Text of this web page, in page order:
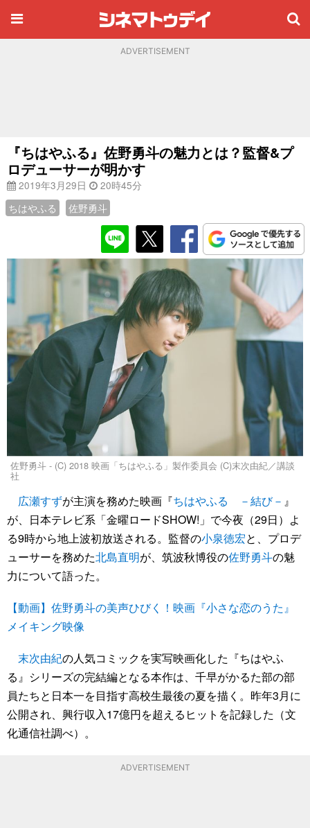
ADVERTISEMENT
『ちはやふる』佐野勇斗の魅力とは？監督&プ
ロデューサーが明かす
2019年3月29日
20時45分
ちはやふる
佐野勇斗
佐野勇斗 - (C) 2018 映画「ちはやふる」製作委員会 (C)末次由紀／講談
社
広瀬すずが主演を務めた映画『ちはやふる －結び－ 』
が、日本テレビ系「金曜ロードSHOW!」で今夜（29日）よ
る9時から地上波初放送される。監督の小泉徳宏と、プロデ
ューサーを務めた北島直明が、筑波秋博役の佐野勇斗の魅
力について語った。
【動画】佐野勇斗の美声ひびく！映画『小さな恋のうた』
メイキング映像
末次由紀の人気コミックを実写映画化した『ちはやふ
る』シリーズの完結編となる本作は、千早がかるた部の部
員たちと日本一を目指す高校生最後の夏を描く。昨年3月に
公開され、興行収入17億円を超えるヒットを記録した（文
化通信社調べ）。
ADVERTISEMENT